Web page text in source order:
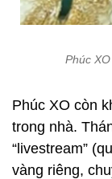
Phúc
Phúc XO còn
trong nhà.
“livestream”
vàng riêng,